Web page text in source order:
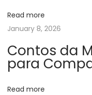
l
t
e
n
M
a
Read more
January 8, 2026
Contos da
para
Read more